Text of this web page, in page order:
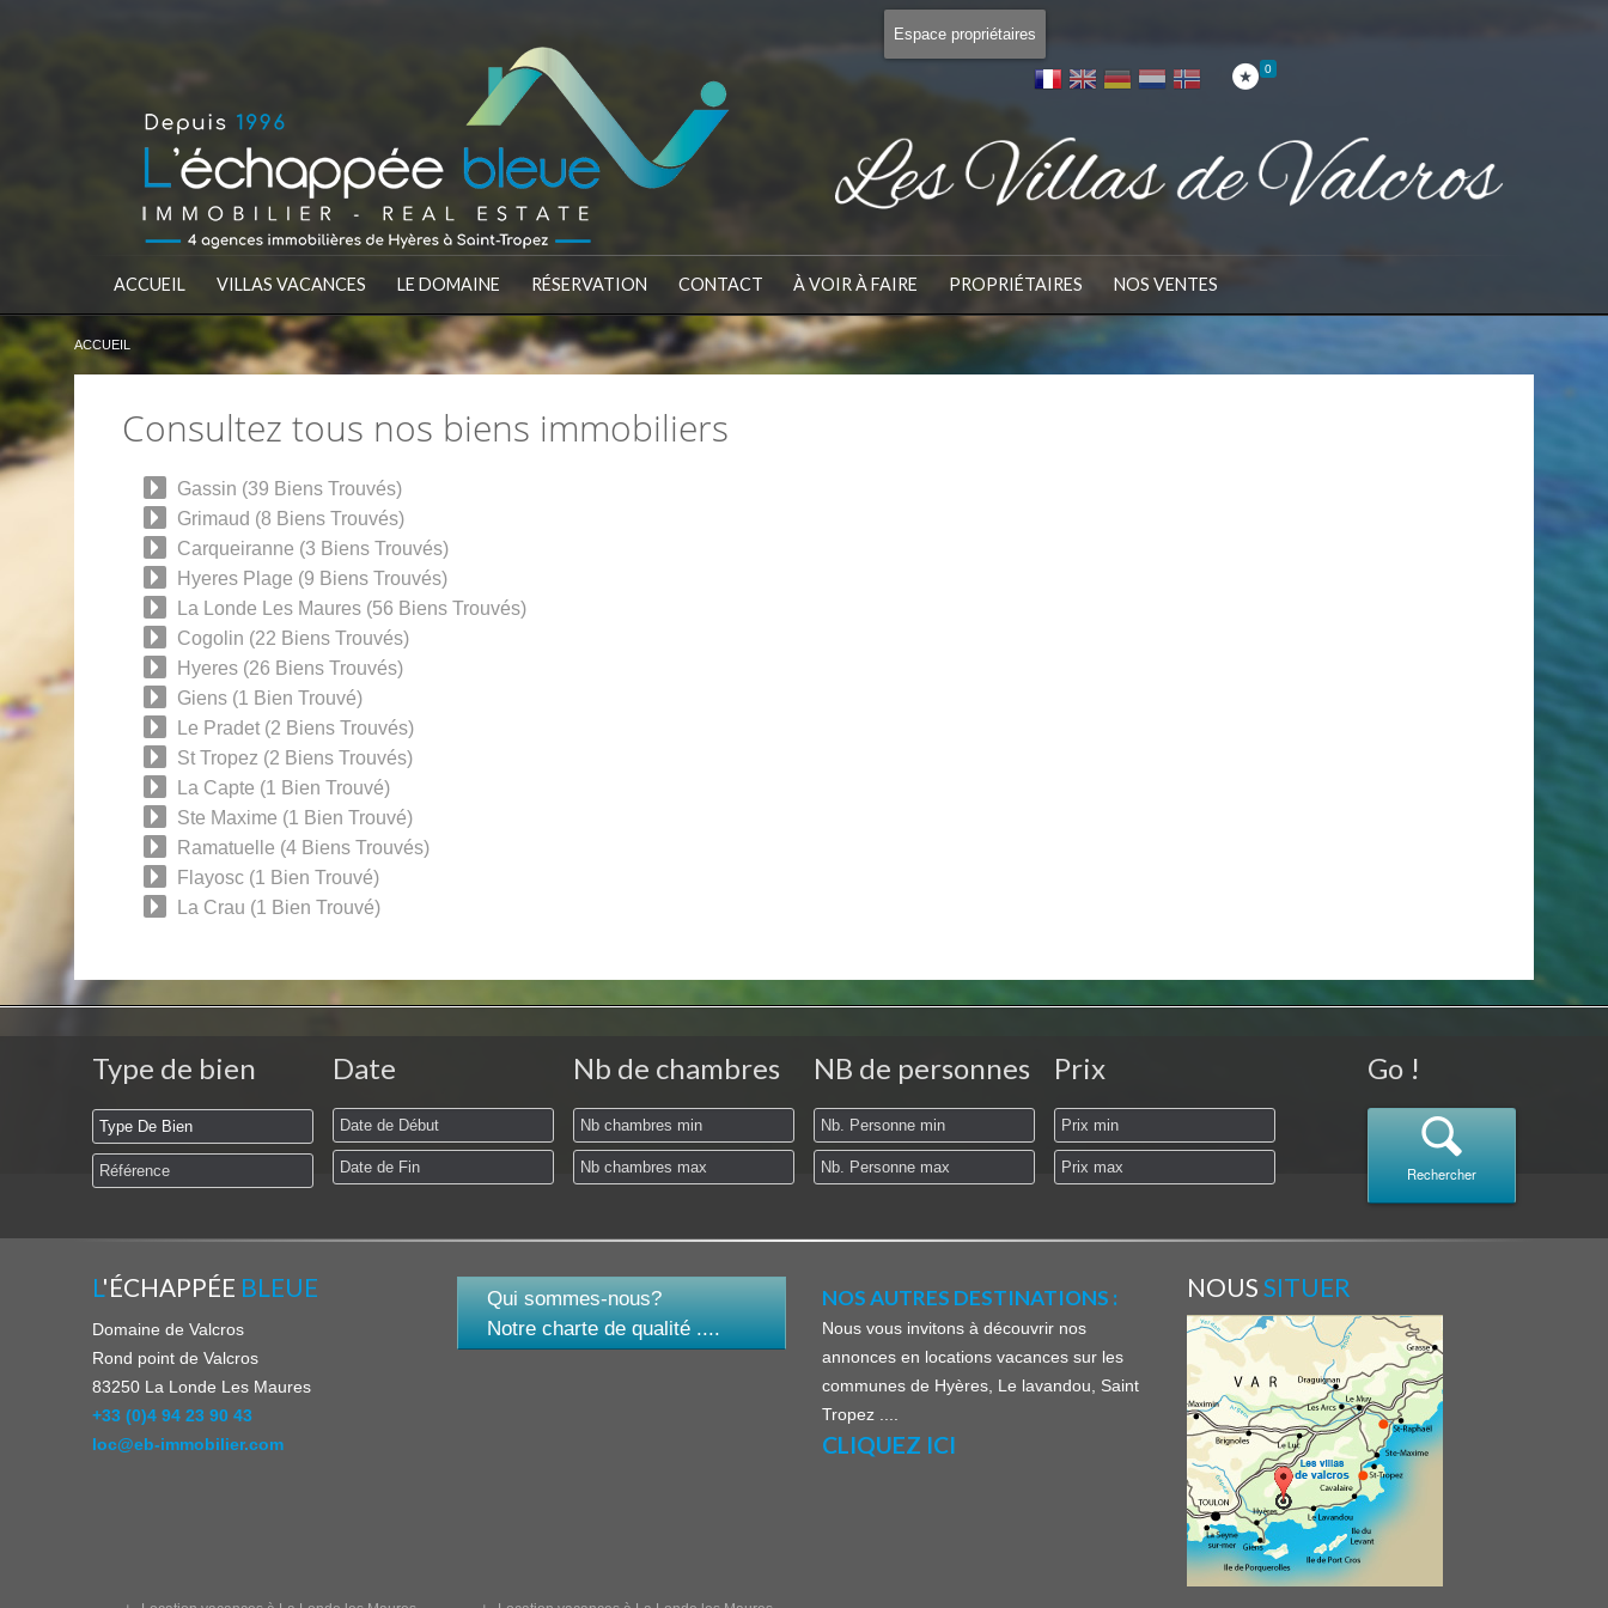
Espace propriétaires
0
ACCUEIL VILLAS VACANCES LE DOMAINE RÉSERVATION CONTACT À VOIR À FAIRE PROPRIÉTAIRES NOS VENTES
ACCUEIL
Consultez tous nos biens immobiliers
Gassin (39 Biens Trouvés)
Grimaud (8 Biens Trouvés)
Carqueiranne (3 Biens Trouvés)
Hyeres Plage (9 Biens Trouvés)
La Londe Les Maures (56 Biens Trouvés)
Cogolin (22 Biens Trouvés)
Hyeres (26 Biens Trouvés)
Giens (1 Bien Trouvé)
Le Pradet (2 Biens Trouvés)
St Tropez (2 Biens Trouvés)
La Capte (1 Bien Trouvé)
Ste Maxime (1 Bien Trouvé)
Ramatuelle (4 Biens Trouvés)
Flayosc (1 Bien Trouvé)
La Crau (1 Bien Trouvé)
Type de bien Date Nb de chambres NB de personnes Prix Go !
Rechercher
L'ÉCHAPPÉE BLEUE
Domaine de Valcros
Rond point de Valcros
83250 La Londe Les Maures
+33 (0)4 94 23 90 43
loc@eb-immobilier.com
Qui sommes-nous?
Notre charte de qualité ....
NOS AUTRES DESTINATIONS :
Nous vous invitons à découvrir nos
annonces en locations vacances sur les
communes de Hyères, Le lavandou, Saint
Tropez ....
CLIQUEZ ICI
NOUS SITUER